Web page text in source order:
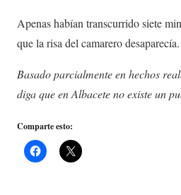
Apenas habían transcurrido siete
que la risa del camarero desaparecía.
Basado parcialmente en hechos
diga que en Albacete no existe un
Comparte esto: